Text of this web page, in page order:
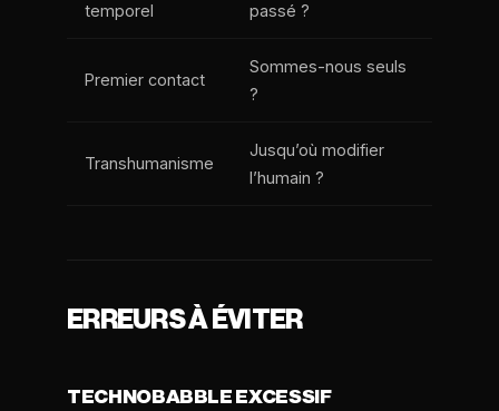
temporel
passé ?
Premier contact
Sommes-nous seuls
?
Transhumanisme
Jusqu’où modifier
l’humain ?
ERREURS À ÉVITER
TECHNOBABBLE EXCESSIF